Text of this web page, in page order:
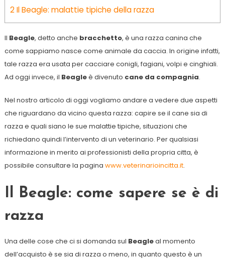
2Il Beagle: malattie tipiche della razza
Il Beagle, detto anche bracchetto, è una razza canina che
come sappiamo nasce come animale da caccia. In origine infatti,
tale razza era usata per cacciare conigli, fagiani, volpi e cinghiali.
Ad oggi invece, il Beagleè divenuto cane da compagnia.
Nel nostro articolo di oggi vogliamo andare a vedere due aspetti
che riguardano da vicino questa razza: capire se il cane sia di
razza e quali siano le sue malattie tipiche, situazioni che
richiedano quindi l’intervento di un veterinario. Per qualsiasi
informazione in merito ai professionisti della propria citta, è
possibile consultare la pagina www.veterinarioincitta.it.
Il Beagle: come sapere se è di
razza
Una delle cose che ci si domanda sul Beagleal momento
dell’acquisto è se sia di razza o meno, in quanto questo è un